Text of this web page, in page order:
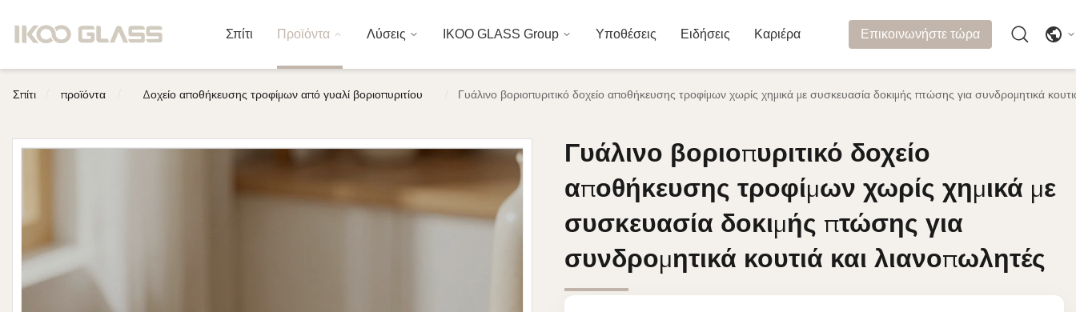
Σπίτι Προϊόντα Λύσεις IKOO GLASS Group Υποθέσεις Ειδήσεις Καριέρα Επικοινωνήστε τώρα
Σπίτι προϊόντα Δοχείο αποθήκευσης τροφίμων από γυαλί βοριοπυριτίου Γυάλινο βοριοπυριτικό δοχείο αποθήκευσης τροφίμων χωρίς χημικά με συσκευασία δοκιμής πτώσης για συνδρομητικά
Γυάλινο βοριοπυριτικό δοχείο
αποθήκευσης τροφίμων χωρίς χημικά με
συσκευασία δοκιμής πτώσης για
συνδρομητικά κουτιά και λιανοπωλητές
Γυάλινο βοριοπυριτικό δοχείο
αποθήκευσης τροφίμων χωρίς χημικά με
συσκευασία δοκιμής πτώσης για
συνδρομητικά κουτιά και λιανοπωλητές